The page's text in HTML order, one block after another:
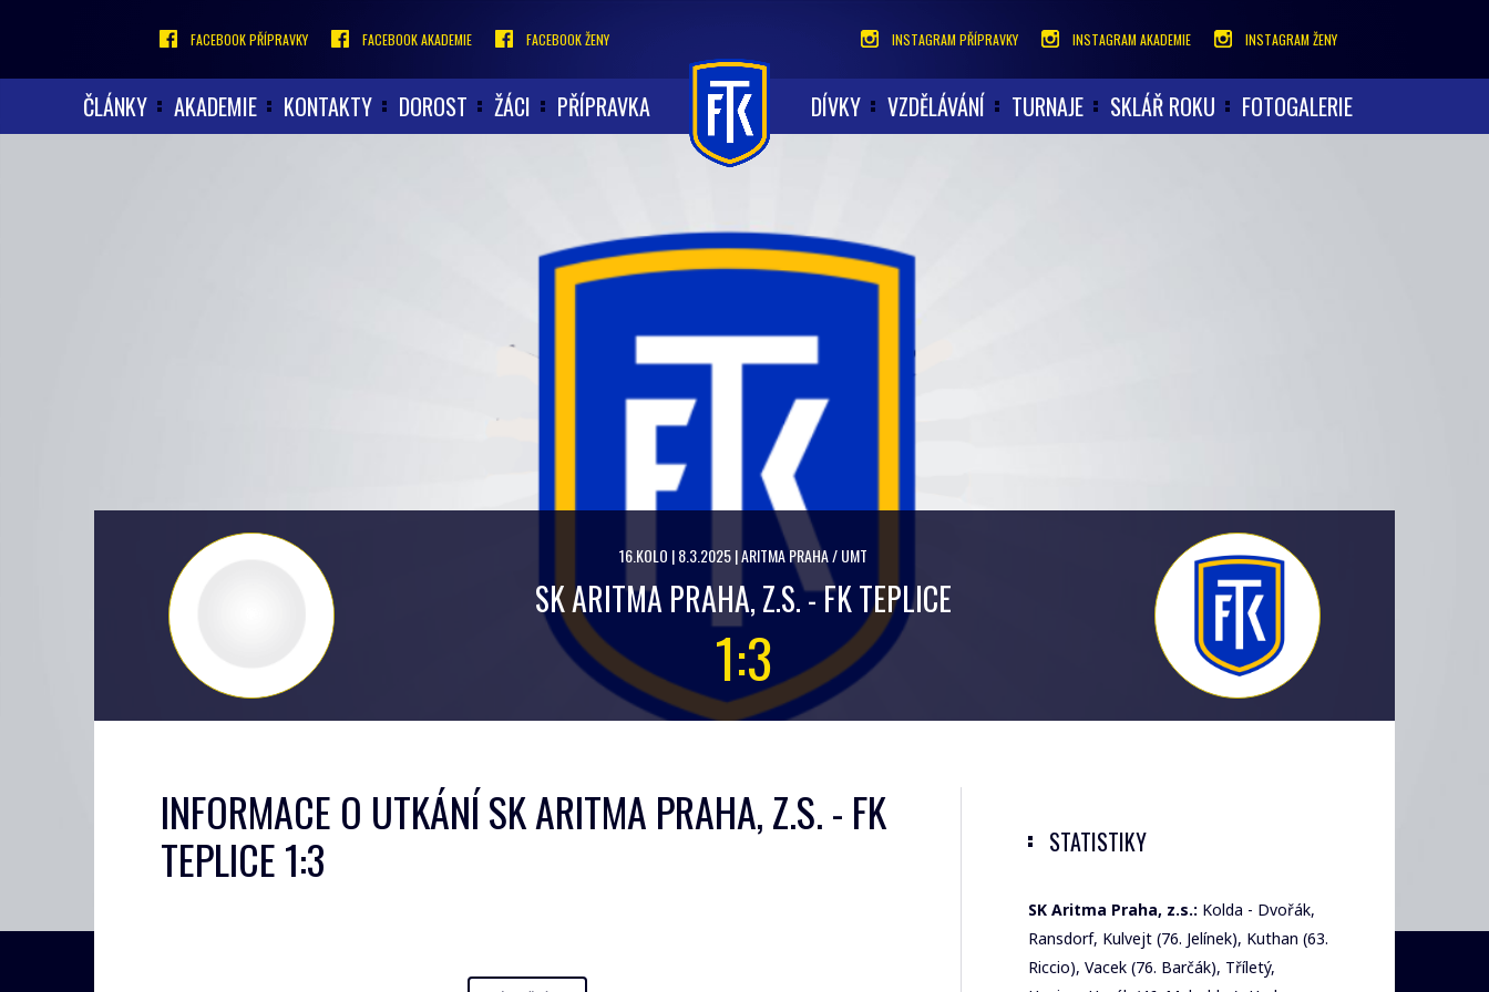
FACEBOOK PŘÍPRAVKY FACEBOOK AKADEMIE FACEBOOK ŽENY INSTAGRAM PŘÍPRAVKY INSTAGRAM AKADEMIE INSTAGRAM ŽENY
ČLÁNKY AKADEMIE KONTAKTY DOROST ŽÁCI PŘÍPRAVKA DÍVKY VZDĚLÁVÁNÍ TURNAJE SKLÁŘ ROKU FOTOGALERIE
16.KOLO | 8.3.2025 | ARITMA PRAHA / UMT
SK ARITMA PRAHA, Z.S. - FK TEPLICE
1:3
INFORMACE O UTKÁNÍ SK ARITMA PRAHA, Z.S. - FK
TEPLICE 1:3
STATISTIKY
SK Aritma Praha, z.s.: Kolda - Dvořák,
Ransdorf, Kulvejt (76. Jelínek), Kuthan (63.
Riccio), Vacek (76. Barčák), Tříletý,